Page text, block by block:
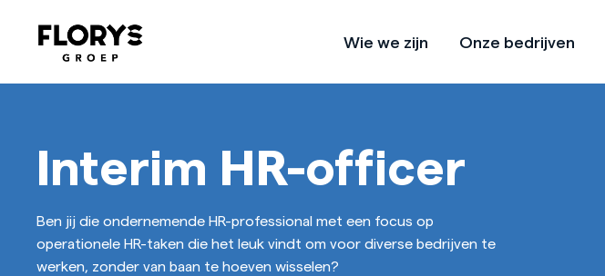
Wie we zijn
Ondernemen met een hoger doel
Onze bedrijven
Interim HR-officer
Ben jij die ondernemende HR-professional met een focus op
operationele HR-taken die het leuk vindt om voor diverse bedrijven te
werken, zonder van baan te hoeven wisselen?